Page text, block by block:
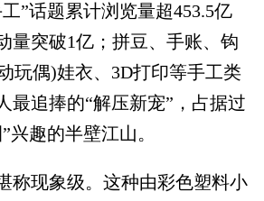
”话题累计浏览量超453.5亿
量突破1亿；拼豆、手账、钩
玩偶)娃衣、3D打印等手工类
最追捧的“解压新宠”，占据过
兴趣的半壁江山。
现象级。这种由彩色塑料小